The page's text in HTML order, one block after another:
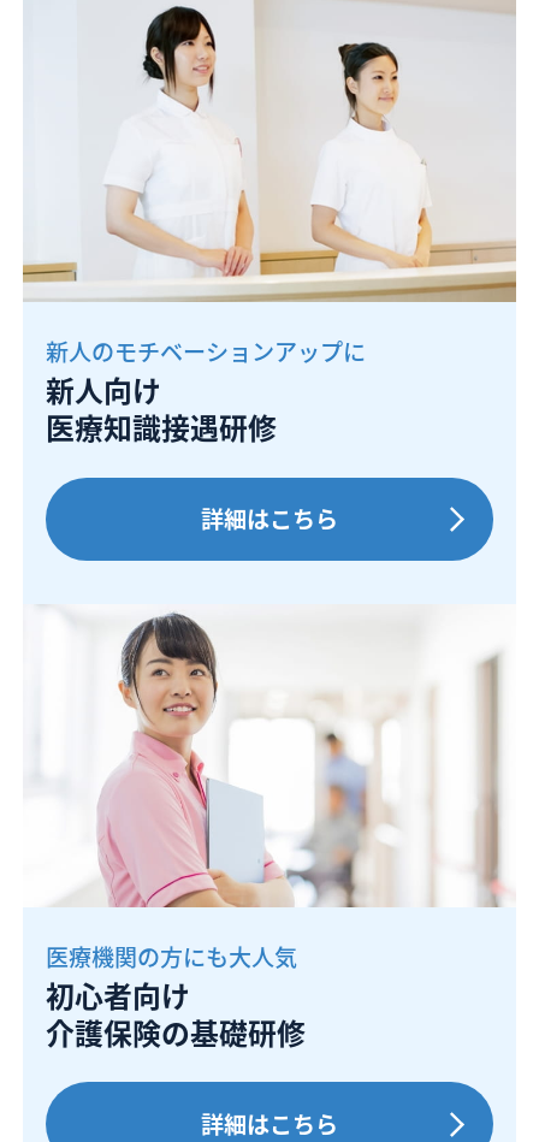
新人のモチベーションアップに
新人向け
医療知識接遇研修
詳細はこちら
医療機関の方にも大人気
初心者向け
介護保険の基礎研修
詳細はこちら